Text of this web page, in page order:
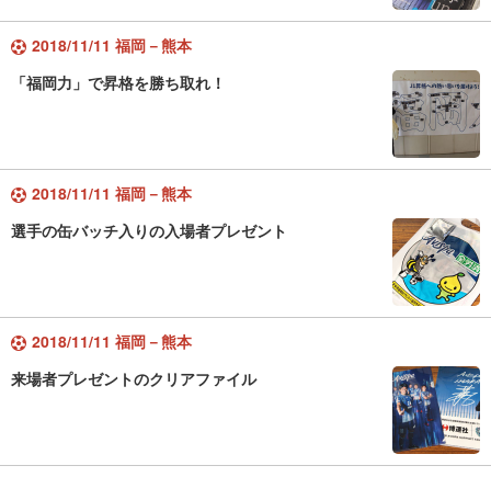
2018/11/11 福岡－熊本
「福岡力」で昇格を勝ち取れ！
2018/11/11 福岡－熊本
選手の缶バッチ入りの入場者プレゼント
2018/11/11 福岡－熊本
来場者プレゼントのクリアファイル